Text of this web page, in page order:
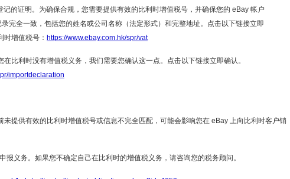
记的证明。为确保合规，您需要提供有效的比利时增值税号，并确保您的 eBay 帐户
完全一致，包括您的姓名或公司名称（法定形式）和完整地址。点击以下链接立即
时增值税号： https://www.ebay.com.hk/spr/vat
在比利时没有增值税义务，我们需要您确认这一点。点击以下链接立即确认。
importdeclaration
未提供有效的比利时增值税号或信息不完全匹配，可能会影响您在 eBay 上向比利时客户销
报义务。如果您不确定自己在比利时的增值税义务，请咨询您的税务顾问。